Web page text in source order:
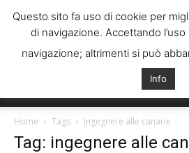
Italiani
Home Tags Ingegnere alle canarie
Tag: ingegnere alle
Questo sito fa uso di cookie per
di navigazione. Accettando
navigazione; altrimenti si può
Info